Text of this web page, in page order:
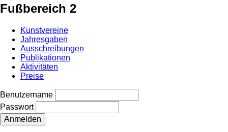
Fußbereich 2
Kunstvereine
Jahresgaben
Ausschreibungen
Publikationen
Aktivitäten
Preise
Benutzername
Passwort